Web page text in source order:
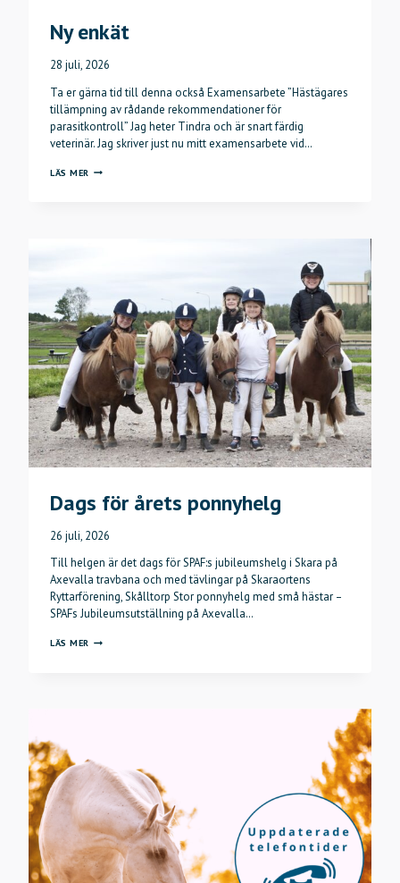
Ny enkät
28 juli, 2026
Ta er gärna tid till denna också Examensarbete ”Hästägares
tillämpning av rådande rekommendationer för
parasitkontroll” Jag heter Tindra och är snart färdig
veterinär. Jag skriver just nu mitt examensarbete vid…
LÄS MER NY
Dags för årets ponnyhelg
26 juli, 2026
Till helgen är det dags för SPAF:s jubileumshelg i Skara på
Axevalla travbana och med tävlingar på Skaraortens
Ryttarförening, Skålltorp Stor ponnyhelg med små hästar –
SPAFs Jubileumsutställning på Axevalla…
LÄS MER DAGS